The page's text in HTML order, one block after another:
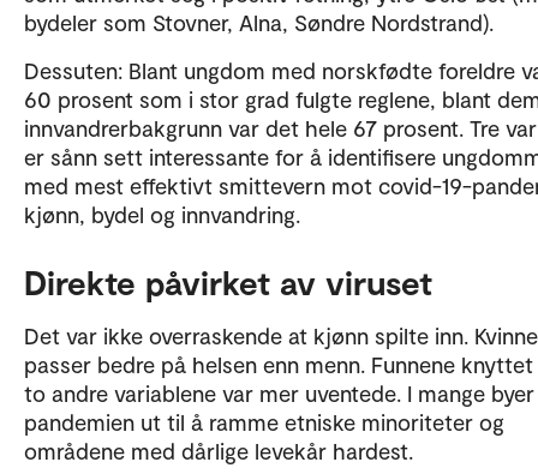
bydeler som Stovner, Alna, Søndre Nordstrand).
Dessuten: Blant ungdom med norskfødte foreldre
60 prosent som i stor grad fulgte reglene, blant
innvandrerbakgrunn var det hele 67 prosent. Tre
er sånn sett interessante for å identifisere
med mest effektivt smittevern mot covid-19-
kjønn, bydel og innvandring.
Direkte påvirket av viruset
Det var ikke overraskende at kjønn spilte inn.
passer bedre på helsen enn menn. Funnene
to andre variablene var mer uventede. I mange
pandemien ut til å ramme etniske minoriteter og
områdene med dårlige levekår hardest.